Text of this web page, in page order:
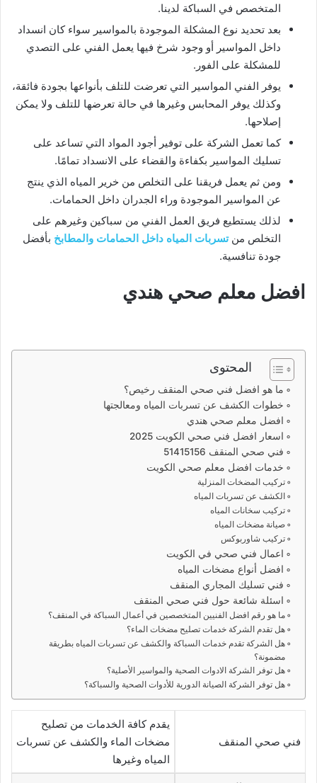
المتخصص في السباكة لدينا.
بعد تحديد نوع المشكلة الموجودة بالمواسير سواء كان انسداد
داخل المواسير أو وجود شرخ فيها يعمل الفني على التصدي
للمشكلة على الفور.
يوفر الفني المواسير التي تعرضت للتلف بأنواعها بجودة فائقة،
وكذلك يوفر المحابس وغيرها في حالة تعرضها للتلف ولا يمكن
إصلاحها.
كما تعمل الشركة على توفير أجود المواد التي تساعد على
تسليك المواسير بكفاءة والقضاء على الانسداد تمامًا.
ومن ثم يعمل فريقنا على التخلص من خرير المياه الذي ينتج
عن المواسير الموجودة وراء الجدران داخل الحمامات.
لذلك يستطيع فريق العمل الفني من سباكين وغيرهم على
التخلص من تسربات المياه داخل الحمامات والمطابخ بأفضل
جودة تنافسية.
افضل معلم صحي هندي
المحتوى
ما هو افضل فني صحي المنقف رخيص؟
خطوات الكشف عن تسربات المياه ومعالجتها
افضل معلم صحي هندي
اسعار افضل فني صحي الكويت 2025
فني صحي المنقف 51415156
خدمات افضل معلم صحي الكويت
تركيب المضخات المنزلية
الكشف عن تسربات المياه
تركيب سخانات المياه
صيانة مضخات المياه
تركيب شاوربوكس
اعمال فني صحي في الكويت
افضل أنواع مضخات المياه
فني تسليك المجاري المنقف
اسئلة شائعة حول فني صحي المنقف
ما هو رقم افضل الفنيين المتخصصين في أعمال السباكة في المنقف؟
هل تقدم الشركة خدمات تصليح مضخات الماء؟
هل الشركة تقدم خدمات السباكة والكشف عن تسربات المياه بطريقة
مضمونة؟
هل توفر الشركة الادوات الصحية والمواسير الأصلية؟
هل توفر الشركة الصيانة الدورية للأدوات الصحية والسباكة؟
فني صحي المنقف
يقدم كافة الخدمات من تصليح
مضخات الماء والكشف عن تسربات
المياه وغيرها